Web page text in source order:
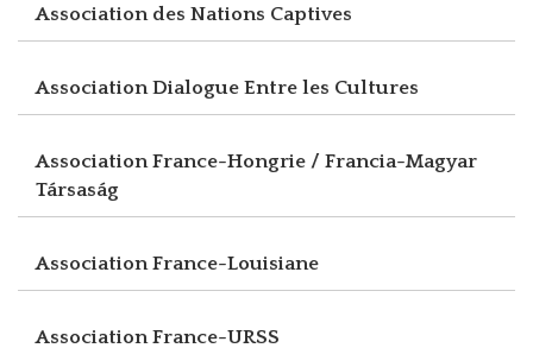
Association des Nations Captives
Association Dialogue Entre les Cultures
Association France-Hongrie / Francia-Magyar
Társaság
Association France-Louisiane
Association France-URSS